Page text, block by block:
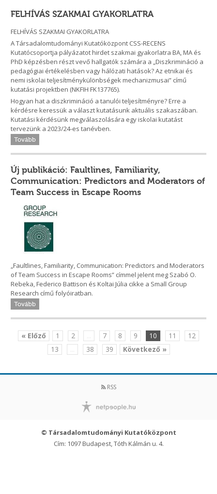
FELHÍVÁS SZAKMAI GYAKORLATRA
FELHÍVÁS SZAKMAI GYAKORLATRA
A Társadalomtudományi Kutatóközpont CSS-RECENS
Kutatócsoportja pályázatot hirdet szakmai gyakorlatra BA, MA és
PhD képzésben részt vevő hallgatók számára a „Diszkrimináció a
pedagógiai értékelésben vagy hálózati hatások? Az etnikai és
nemi iskolai teljesítménykülönbségek mechanizmusai” című
kutatási projektben (NKFIH FK137765).
Hogyan hat a diszkrimináció a tanulói teljesítményre? Erre a
kérdésre keressük a választ kutatásunk aktuális szakaszában.
Kutatási kérdésünk megválaszolására egy iskolai kutatást
tervezünk a 2023/24-es tanévben.
Tovább
Új publikáció: Faultlines, Familiarity,
Communication: Predictors and Moderators of
Team Success in Escape Rooms
„Faultlines, Familiarity, Communication: Predictors and Moderators
of Team Success in Escape Rooms” címmel jelent meg Szabó O.
Rebeka, Federico Battison és Koltai Júlia cikke a Small Group
Research című folyóiratban.
Tovább
« Előző 1 2 ... 7 8 9 10 11
12
13
... 38 39 Következő »
RSS
© Társadalomtudományi Kutatóközpont
Cím: 1097 Budapest, Tóth Kálmán u. 4.